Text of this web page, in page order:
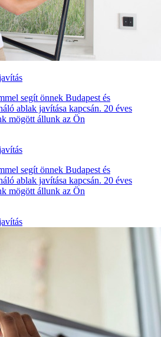
segít önnek Budapest és
ablak javítása kapcsán. 20 éves
mögött állunk az Ön
segít önnek Budapest és
ablak javítása kapcsán. 20 éves
mögött állunk az Ön